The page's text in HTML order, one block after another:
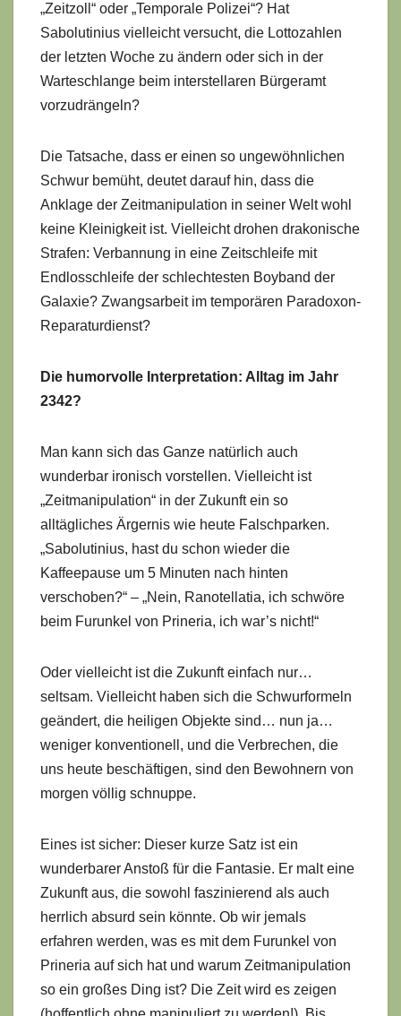
„Zeitzoll“ oder „Temporale Polizei“? Hat
Sabolutinius vielleicht versucht, die Lottozahlen
der letzten Woche zu ändern oder sich in der
Warteschlange beim interstellaren Bürgeramt
vorzudrängeln?
Die Tatsache, dass er einen so ungewöhnlichen
Schwur bemüht, deutet darauf hin, dass die
Anklage der Zeitmanipulation in seiner Welt wohl
keine Kleinigkeit ist. Vielleicht drohen drakonische
Strafen: Verbannung in eine Zeitschleife mit
Endlosschleife der schlechtesten Boyband der
Galaxie? Zwangsarbeit im temporären Paradoxon-
Reparaturdienst?
Die humorvolle Interpretation: Alltag im Jahr
2342?
Man kann sich das Ganze natürlich auch
wunderbar ironisch vorstellen. Vielleicht ist
„Zeitmanipulation“ in der Zukunft ein so
alltägliches Ärgernis wie heute Falschparken.
„Sabolutinius, hast du schon wieder die
Kaffeepause um 5 Minuten nach hinten
verschoben?“ – „Nein, Ranotellatia, ich schwöre
beim Furunkel von Prineria, ich war’s nicht!“
Oder vielleicht ist die Zukunft einfach nur…
seltsam. Vielleicht haben sich die Schwurformeln
geändert, die heiligen Objekte sind… nun ja…
weniger konventionell, und die Verbrechen, die
uns heute beschäftigen, sind den Bewohnern von
morgen völlig schnuppe.
Eines ist sicher: Dieser kurze Satz ist ein
wunderbarer Anstoß für die Fantasie. Er malt eine
Zukunft aus, die sowohl faszinierend als auch
herrlich absurd sein könnte. Ob wir jemals
erfahren werden, was es mit dem Furunkel von
Prineria auf sich hat und warum Zeitmanipulation
so ein großes Ding ist? Die Zeit wird es zeigen